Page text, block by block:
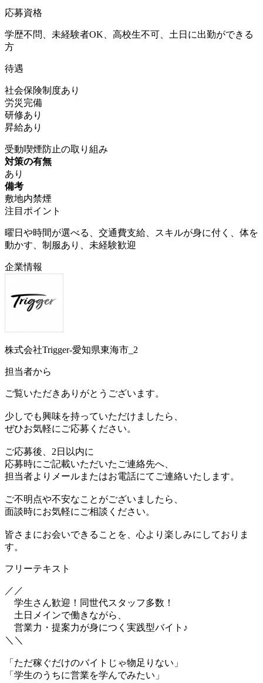
応募資格
学歴不問、未経験者OK、高校生不可、土日に出勤ができる
方
待遇
社会保険制度あり
労災完備
研修あり
昇給あり
受動喫煙防止の取り組み
対策の有無
あり
備考
敷地内禁煙
注目ポイント
曜日や時間が選べる、交通費支給、スキルが身に付く、体を
動かす、制服あり、未経験歓迎
企業情報
株式会社Trigger-愛知県東海市_2
担当者から
ご覧いただきありがとうございます。
少しでも興味を持っていただけましたら、
ぜひお気軽にご応募ください。
ご応募後、2日以内に
応募時にご記載いただいたご連絡先へ、
担当者よりメールまたはお電話にてご連絡いたします。
ご不明点や不安なことがございましたら、
面談時にお気軽にご相談ください。
皆さまにお会いできることを、心より楽しみにしておりま
す。
フリーテキスト
／／
学生さん歓迎！同世代スタッフ多数！
土日メインで働きながら、
営業力・提案力が身につく実践型バイト♪
＼＼
「ただ稼ぐだけのバイトじゃ物足りない」
「学生のうちに営業を学んでみたい」